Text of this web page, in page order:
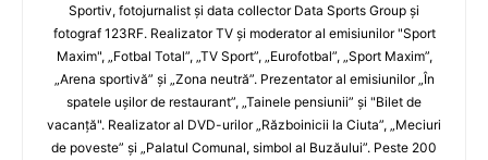
Sportiv, fotojurnalist şi data collector Data Sports Group şi
fotograf 123RF. Realizator TV şi moderator al emisiunilor "Sport
Maxim", „Fotbal Total”, „TV Sport”, „Eurofotbal”, „Sport Maxim”,
„Arena sportivă” şi „Zona neutră”. Prezentator al emisiunilor „În
spatele uşilor de restaurant”, „Tainele pensiunii” şi "Bilet de
vacanţă". Realizator al DVD-urilor „Războinicii la Ciuta”, „Meciuri
de poveste” şi „Palatul Comunal, simbol al Buzăului”. Peste 200